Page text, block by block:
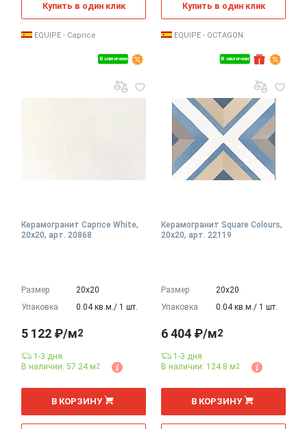
В наличии
Купить в один клик
EQUIPE - Caprice
В наличии
Купить в один клик
EQUIPE - OCTAGON
Керамогранит Caprice White,
20x20, арт. 20868
Размер
20х20
Упаковка
0.04 кв.м./ 1 шт.
5 122 ₽/м2
1-3 дня
В наличии: 57.24 м2
м
В КОРЗИНУ
Керамогранит Square Colours,
20x20, арт. 22119
Размер
20х20
Упаковка
0.04 кв.м./ 1 шт.
6 404 ₽/м2
1-3 дня
В наличии: 124.8 м2
м
В КОРЗИНУ